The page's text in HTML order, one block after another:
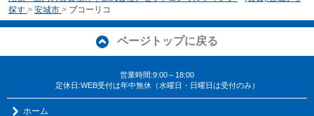
探す > 安城市 > ブコーリコ
ページトップに戻る
営業時間:9:00～18:00
定休日:WEB受付は年中無休（水曜日・日曜日は受付のみ）
ホーム